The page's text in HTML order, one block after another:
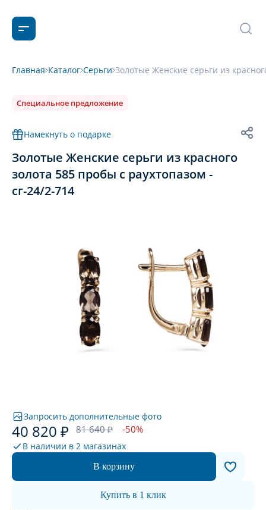
Главная Каталог Серьги Золотые Женские серьги из
Специальное предложение
Намекнуть о подарке
Золотые Женские серьги из красного
золота 585 пробы с раухтопазом -
сг-24/2-714
Запросить дополнительные фото
40 820 ₽ 81 640 ₽ -50%
В наличии в 2 магазинах
В корзину
Купить в 1 клик